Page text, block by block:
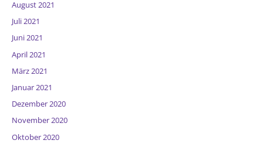
August 2021
Juli 2021
Juni 2021
April 2021
März 2021
Januar 2021
Dezember 2020
November 2020
Oktober 2020